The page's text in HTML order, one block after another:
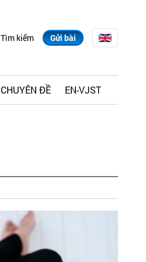
Tìm kiếm Gửi bài
CHUYÊN ĐỀ EN-VJST